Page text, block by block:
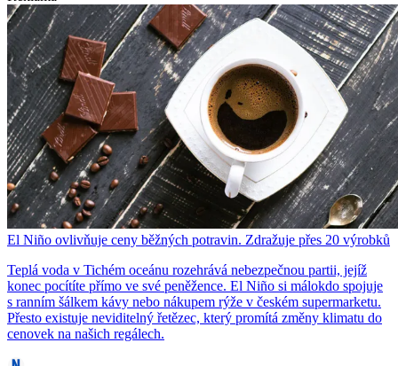
El Niño ovlivňuje ceny běžných potravin. Zdražuje přes 20 výrobků
Teplá voda v Tichém oceánu rozehrává nebezpečnou partii, jejíž
konec pocítíte přímo ve své peněžence. El Niño si málokdo spojuje
s ranním šálkem kávy nebo nákupem rýže v českém supermarketu.
Přesto existuje neviditelný řetězec, který promítá změny klimatu do
cenovek na našich regálech.